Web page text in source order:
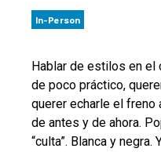
In-Person
Hablar de estilos en el
de poco práctico,
querer echarle el freno
de antes y de ahora.
“culta”. Blanca y